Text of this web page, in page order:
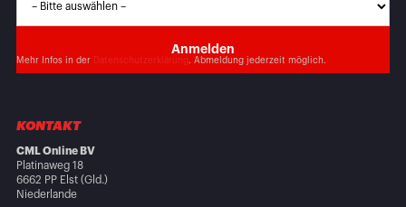
Mehr Infos in der Datenschutzerklärung. Abmeldung jederzeit möglich.
KONTAKT
CML Online BV
Platinaweg 18
6662 PP Elst (Gld.)
Niederlande